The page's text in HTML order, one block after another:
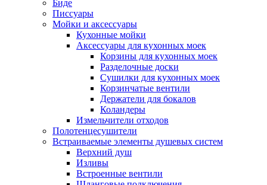
Биде
Писсуары
Мойки и аксессуары
Кухонные мойки
Аксессуары для кухонных моек
Корзины для кухонных моек
Разделочные доски
Сушилки для кухонных моек
Корзинчатые вентили
Держатели для бокалов
Коландеры
Измельчители отходов
Полотенцесушители
Встраиваемые элементы душевых систем
Верхний душ
Изливы
Встроенные вентили